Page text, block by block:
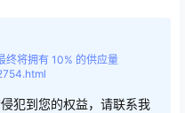
终将拥有 10% 的供应量
犯到您的权益，请联系我